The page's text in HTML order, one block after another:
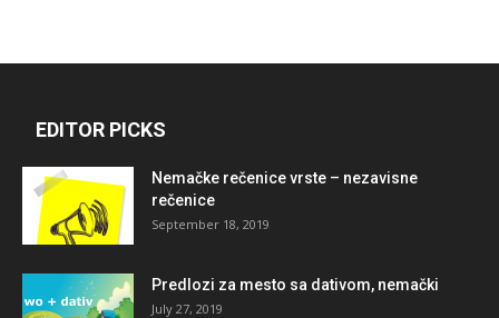
EDITOR PICKS
Nemačke rečenice vrste – nezavisne
rečenice
September 18, 2019
Predlozi za mesto sa dativom, nemački
July 27, 2019